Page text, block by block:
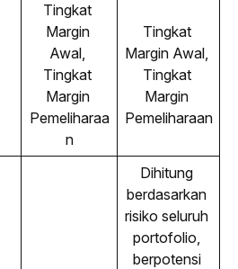
Tingkat
Margin
Awal,
Tingkat
Margin
Pemeliharaa
n
Tingkat
Margin Awal,
Tingkat
Margin
Pemeliharaan
Dihitung
berdasarkan
risiko seluruh
portofolio,
berpotensi